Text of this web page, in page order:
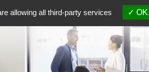
allowing all third-party services